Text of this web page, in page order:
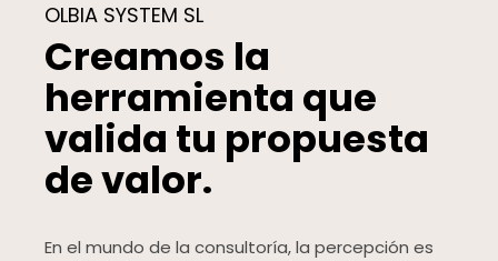
OLBIA SYSTEM SL
Creamos la
herramienta que
valida tu propuesta
de valor.
En el mundo de la consultoría, la percepción es